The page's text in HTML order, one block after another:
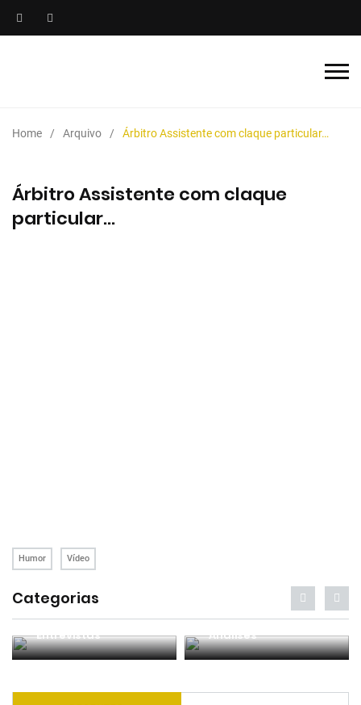
Home Arquivo Árbitro Assistente com claque particular…
Árbitro Assistente com claque
particular…
Humor Vídeo
Categorias
Entrevistas Análises